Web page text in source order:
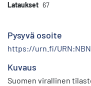
Lataukset 67
Pysyvä osoite
https://urn.fi/
Kuvaus
Suomen virallinen